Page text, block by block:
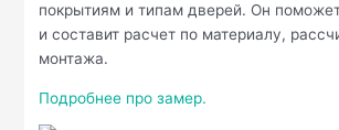
покрытиям и типам дверей. Он
и составит расчет по материалу,
монтажа.
Подробнее про замер.